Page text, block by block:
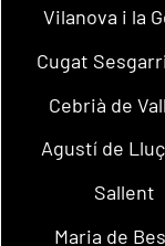
Vilanova i la
Cugat
Cebrià de
Agustí de
Sallent
Maria de